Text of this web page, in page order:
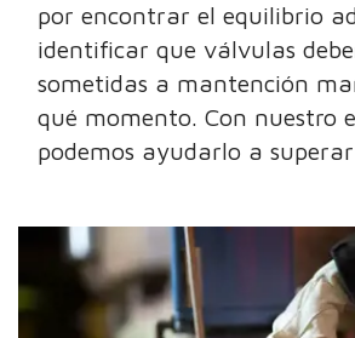
por encontrar el equilibrio
identificar que válvulas
sometidas a mantención
qué momento. Con nuestro
podemos ayudarlo a